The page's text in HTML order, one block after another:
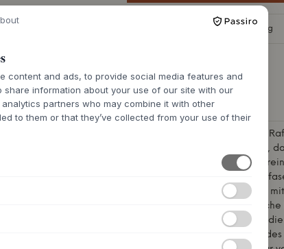
Vorrätig für schnelle Lieferung
BESCHREIBUNG
Der Raffia Square Basket With
handgeflochtenes Designstück,
einem verspielten Ausdruck
gefertigt, einer robusten
gewonnen wird, und sorgfältig
Material versehen. Der
dunkelgrauen Herzen verziert,
diskretes Detail hinzufügen.
content and ads, to provide social media features and
share information about your use of our site with our
partners who may combine it with other
to them or that they’ve collected from your use of their